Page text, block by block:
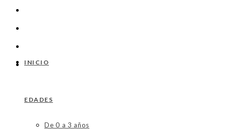
INICIO
EDADES
De 0 a 3 años